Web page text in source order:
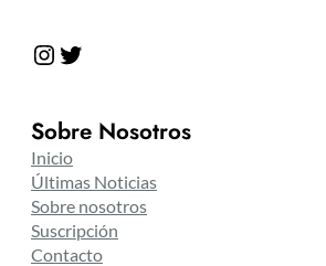
Instagram Twitter
Sobre Nosotros
Inicio
Últimas Noticias
Sobre nosotros
Suscripción
Contacto